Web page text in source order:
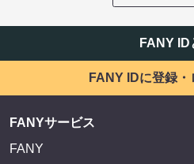
FANY ID
FANY IDに登録
FANYサービス
FANY